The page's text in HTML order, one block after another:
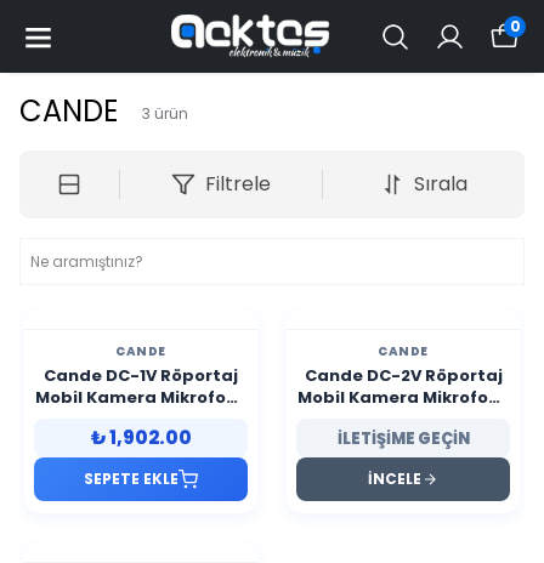
0
CANDE 3 ürün
Filtrele Sırala
CANDE
Cande DC-1V Röportaj
Mobil Kamera Mikrofonu
₺ 1,902.00
SEPETE EKLE
CANDE
Cande DC-2V Röportaj
Mobil Kamera Mikrofonu
İLETİŞİME GEÇİN
İNCELE